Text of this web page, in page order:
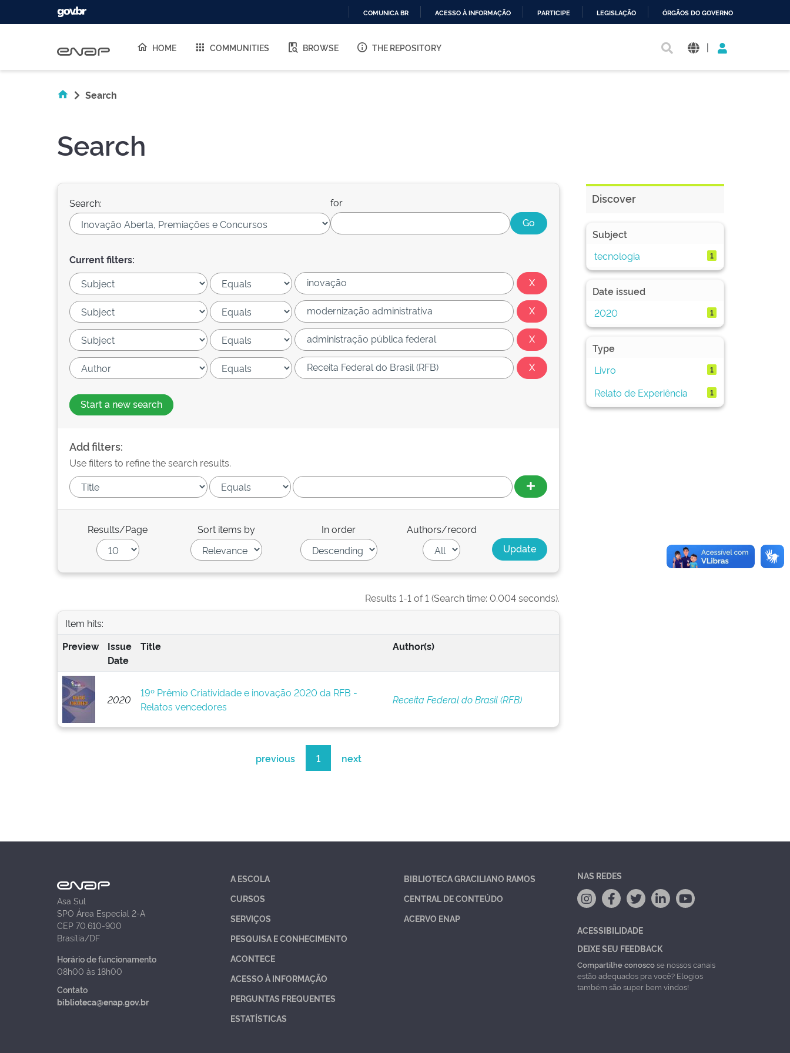
O
COMUNICA BR ACESSO À INFORMAÇÃO PARTICIPE LEGISLAÇÃO ÓRGÃOS DO GOVERNO
HOME COMMUNITIES BROWSE THE REPOSITORY |
Search
Search
Search: for
Current filters:
Start a new search
Add filters:
Use filters to refine the search results.
Results/Page Sort items by In order Authors/record
Results 1-1 of 1 (Search time: 0.004 seconds).
Item hits:
Preview
Issue
Date
Title Author(s)
2020
19º Prêmio Criatividade e inovação 2020 da RFB -
Relatos vencedores
Receita Federal do Brasil (RFB)
previous 1 next
Discover
Subject
tecnologia
1
Date issued
2020
1
Type
Livro
1
Relato de Experiência 1
Asa Sul
SPO Área Especial 2-A
CEP 70.610-900
Brasília/DF
Horário de funcionamento
08h00 às 18h00
Contato
biblioteca@enap.gov.br
A ESCOLA
CURSOS
SERVIÇOS
PESQUISA E CONHECIMENTO
ACONTECE
ACESSO À INFORMAÇÃO
PERGUNTAS FREQUENTES
ESTATÍSTICAS
BIBLIOTECA GRACILIANO RAMOS
CENTRAL DE CONTEÚDO
ACERVO ENAP
NAS REDES
ACESSIBILIDADE
DEIXE SEU FEEDBACK
Compartilhe conoscose nossos canais
estão adequados pra você? Elogios
também são super bem vindos!